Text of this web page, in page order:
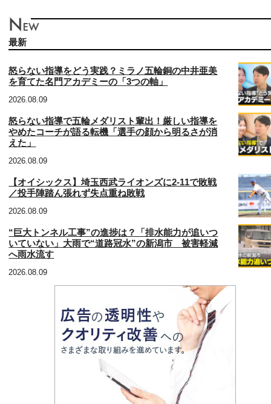
最新
怒らない指導をどう実践？ミラノ五輪銅の中井亜美
を育てた名門アカデミーの「3つの軸」
2026.08.09
怒らない指導で五輪メダリスト輩出！厳しい指導を
やめたコーチが語る転機「選手の顔から明るさが消
えた」
2026.08.09
【オイシックス】埼玉西武ライオンズに2‐11で敗戦
／投手陣踏ん張れず失点重ね敗戦
2026.08.09
“巨大トンネル工事”の進捗は？「排水能力が追いつ
いていない」大雨で“道路冠水”の新潟市 被害軽減
へ雨水流す
2026.08.09